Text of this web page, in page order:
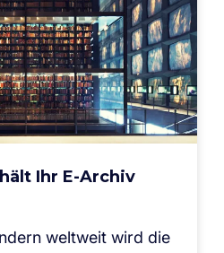
Ihr E-Archiv
weltweit wird die